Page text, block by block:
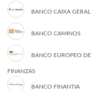
BANCO CAIXA GERAL
BANCO CAMINOS
BANCO EUROPEO DE
FINANZAS
BANCO FINANTIA